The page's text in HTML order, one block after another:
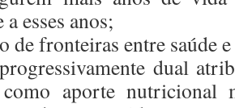
esses anos;
de fronteiras entre saúde
dual
como aporte nutricional